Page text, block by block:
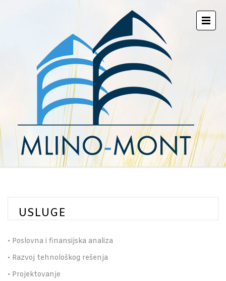
USLUGE
• Poslovna i finansijska analiza
• Razvoj tehnološkog rešenja
• Projektovanje